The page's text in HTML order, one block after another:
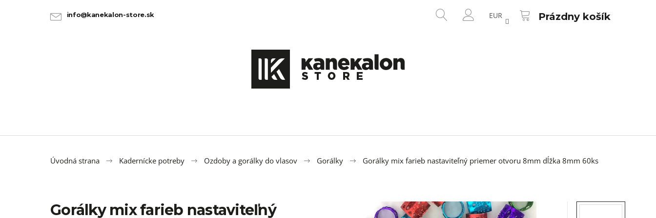
info@kanekalon-store.sk
HĽADAŤ
PRIHLÁSENIE
EUR NÁKUPNÝ
KOŠÍK
Prázdny košík
Úvodná strana Kadernícke potreby Ozdoby a gorálky do vlasov Gorálky Gorálky mix farieb nastaviteľný priemer otvoru 8mm dĺžka 8mm 60ks
Gorálky mix farieb nastaviteľný
SPÄŤ
SPÄŤ
Čo potrebujete nájsť?
100% JUMBO BRAID KANEKALON
100% EZ KANEKALON M47
OZDOBA DO ÚČESOV - TYP A321